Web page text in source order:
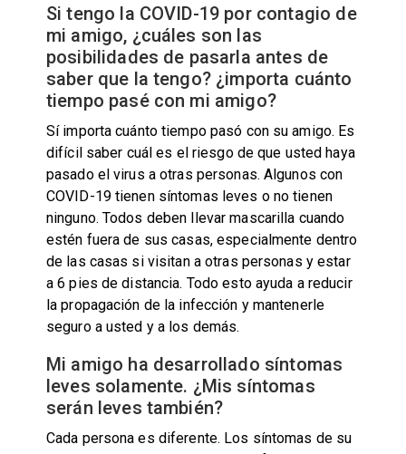
Si tengo la COVID-19 por contagio de
mi amigo, ¿cuáles son las
posibilidades de pasarla antes de
saber que la tengo? ¿importa cuánto
tiempo pasé con mi amigo?
Sí importa cuánto tiempo pasó con su amigo. Es
difícil saber cuál es el riesgo de que usted haya
pasado el virus a otras personas. Algunos con
COVID-19 tienen síntomas leves o no tienen
ninguno. Todos deben llevar mascarilla cuando
estén fuera de sus casas, especialmente dentro
de las casas si visitan a otras personas y estar
a 6 pies de distancia. Todo esto ayuda a reducir
la propagación de la infección y mantenerle
seguro a usted y a los demás.
Mi amigo ha desarrollado síntomas
leves solamente. ¿Mis síntomas
serán leves también?
Cada persona es diferente. Los síntomas de su